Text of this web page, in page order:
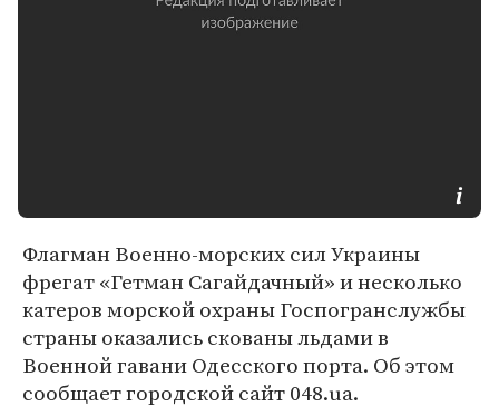
Флагман Военно-морских сил Украины
фрегат «Гетман Сагайдачный» и несколько
катеров морской охраны Госпогранслужбы
страны оказались скованы льдами в
Военной гавани Одесского порта. Об этом
сообщает городской сайт 048.ua.